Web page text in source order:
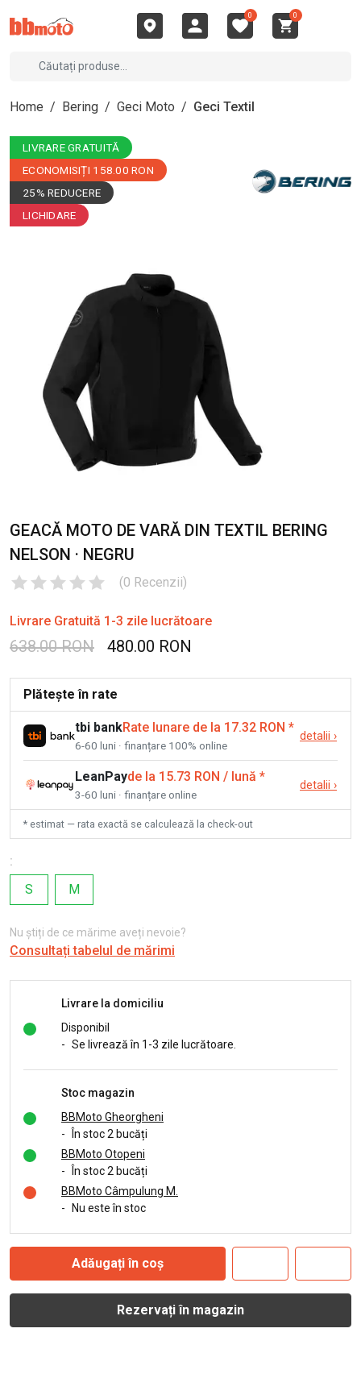
0 0
Home / Bering / Geci Moto / Geci Textil
LIVRARE GRATUITĂ
ECONOMISIȚI 158.00 RON
25% REDUCERE
LICHIDARE
GEACĂ MOTO DE VARĂ DIN TEXTIL BERING
NELSON · NEGRU
(0 Recenzii)
Livrare Gratuită 1-3 zile lucrătoare
638.00 RON 480.00 RON
Plătește în rate
tbi bankRate lunare de la 17.32 RON *
6-60 luni · finanțare 100% online
detalii ›
LeanPayde la 15.73 RON / lună *
3-60 luni · finanțare online
detalii ›
* estimat — rata exactă se calculează la check-out
:
S
M
Nu știți de ce mărime aveți nevoie?
Consultați tabelul de mărimi
Livrare la domiciliu
Disponibil
- Se livrează în 1-3 zile lucrătoare.
Stoc magazin
BBMoto Gheorgheni
-
În stoc 2 bucăți
BBMoto Otopeni
-
În stoc 2 bucăți
BBMoto Câmpulung M.
-
Nu este în stoc
Adăugați în coș
Rezervați în magazin